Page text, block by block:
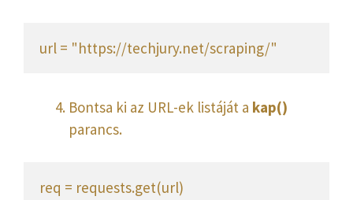
url = "https://techjury.net/scraping/"
Bontsa ki az URL-ek listáját a kap()
parancs.
req = requests.get(url)